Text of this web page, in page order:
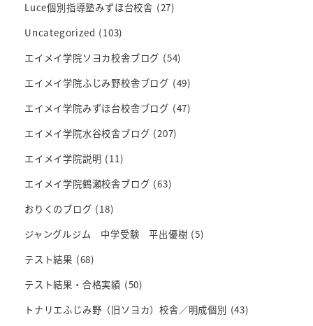
Luce個別指導塾みずほ台校舎 (27)
Uncategorized (103)
エイメイ学院ソヨカ校舎ブログ (54)
エイメイ学院ふじみ野校舎ブログ (49)
エイメイ学院みずほ台校舎ブログ (47)
エイメイ学院水谷校舎ブログ (207)
エイメイ学院説明 (11)
エイメイ学院鶴瀬校舎ブログ (63)
おりくのブログ (18)
ジャングルジム 中学受験 平出優樹 (5)
テスト結果 (68)
テスト結果・合格実績 (50)
トナリエふじみ野（旧ソヨカ）校舎／明成個別 (43)